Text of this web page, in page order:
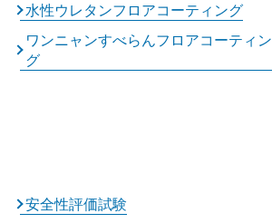
水性ウレタンフロアコーティング
ワンニャンすべらんフロアコーティン
グ
安全性評価試験